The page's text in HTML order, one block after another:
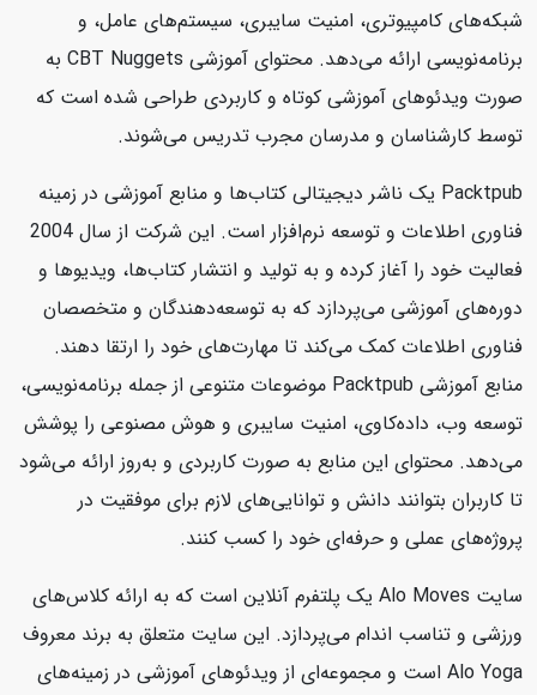
شبکه‌های کامپیوتری، امنیت سایبری، سیستم‌های عامل، و
برنامه‌نویسی ارائه می‌دهد. محتوای آموزشی CBT Nuggets به
صورت ویدئوهای آموزشی کوتاه و کاربردی طراحی شده است که
توسط کارشناسان و مدرسان مجرب تدریس می‌شوند.
Packtpub یک ناشر دیجیتالی کتاب‌ها و منابع آموزشی در زمینه
فناوری اطلاعات و توسعه نرم‌افزار است. این شرکت از سال 2004
فعالیت خود را آغاز کرده و به تولید و انتشار کتاب‌ها، ویدیوها و
دوره‌های آموزشی می‌پردازد که به توسعه‌دهندگان و متخصصان
فناوری اطلاعات کمک می‌کند تا مهارت‌های خود را ارتقا دهند.
منابع آموزشی Packtpub موضوعات متنوعی از جمله برنامه‌نویسی،
توسعه وب، داده‌کاوی، امنیت سایبری و هوش مصنوعی را پوشش
می‌دهد. محتوای این منابع به صورت کاربردی و به‌روز ارائه می‌شود
تا کاربران بتوانند دانش و توانایی‌های لازم برای موفقیت در
پروژه‌های عملی و حرفه‌ای خود را کسب کنند.
سایت Alo Moves یک پلتفرم آنلاین است که به ارائه کلاس‌های
ورزشی و تناسب اندام می‌پردازد. این سایت متعلق به برند معروف
Alo Yoga است و مجموعه‌ای از ویدئوهای آموزشی در زمینه‌های